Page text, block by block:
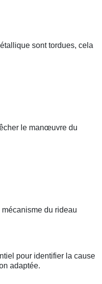
sont tordues, cela
le manœuvre du
du rideau
pour identifier la cause
adaptée.